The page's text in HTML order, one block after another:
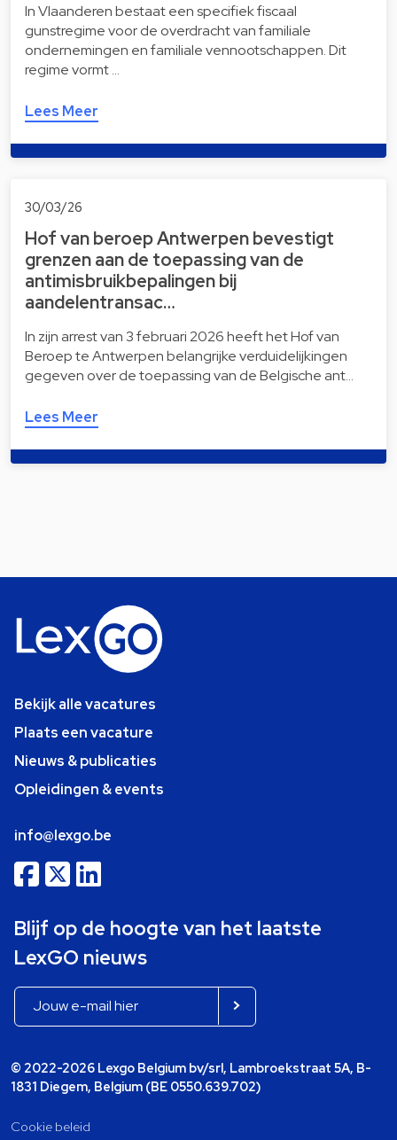
In Vlaanderen bestaat een specifiek fiscaal
gunstregime voor de overdracht van familiale
ondernemingen en familiale vennootschappen. Dit
regime vormt …
Lees Meer
30/03/26
Hof van beroep Antwerpen bevestigt
grenzen aan de toepassing van de
antimisbruikbepalingen bij
aandelentransac…
In zijn arrest van 3 februari 2026 heeft het Hof van
Beroep te Antwerpen belangrijke verduidelijkingen
gegeven over de toepassing van de Belgische ant…
Lees Meer
Bekijk alle vacatures
Plaats een vacature
Nieuws & publicaties
Opleidingen & events
info@lexgo.be
Blijf op de hoogte van het laatste
LexGO nieuws
© 2022-2026 Lexgo Belgium bv/srl, Lambroekstraat 5A, B-
1831 Diegem, Belgium (BE 0550.639.702)
Cookie beleid